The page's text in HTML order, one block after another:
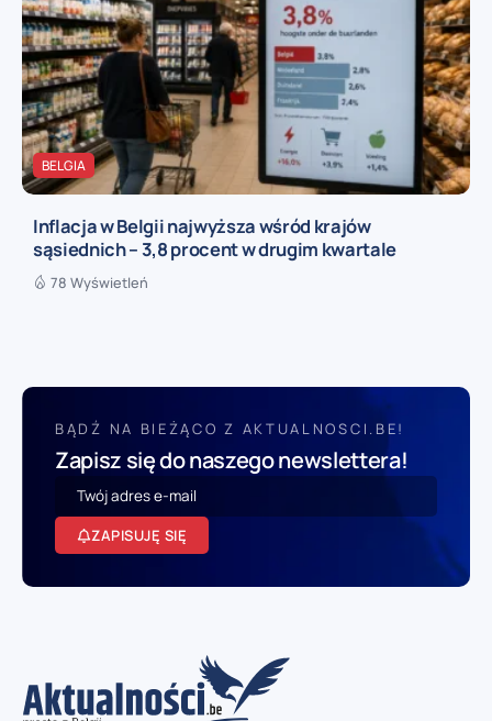
BELGIA
Inflacja w Belgii najwyższa wśród krajów
sąsiednich – 3,8 procent w drugim kwartale
78 Wyświetleń
BĄDŹ NA BIEŻĄCO Z AKTUALNOSCI.BE!
Zapisz się do naszego newslettera!
ZAPISUJĘ SIĘ